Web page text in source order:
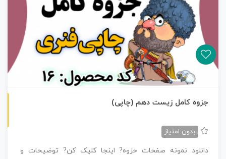
جزوه کامل زیست دهم (چاپی)
بدون امتیاز
دانلود نمونه صفحات حزوه? اینجا کلیک کن? توضیحات و